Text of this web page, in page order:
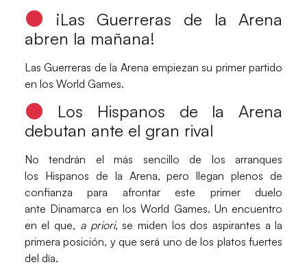
¡Las Guerreras de la Arena
abren la mañana!
Las Guerreras de la Arena empiezan su primer partido
en los World Games.
Los Hispanos de la Arena
debutan ante el gran rival
No tendrán el más sencillo de los arranques
los Hispanos de la Arena, pero llegan plenos de
confianza para afrontar este primer duelo
ante Dinamarca en losWorld Games. Un encuentro
en el que, a priori, se miden los dos aspirantes a la
primera posición, y que será uno de los platos fuertes
del día.